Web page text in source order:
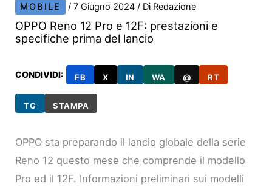
MOBILE /7 Giugno 2024/ Di Redazione
OPPO Reno 12 Pro e 12F: prestazioni e
specifiche prima del lancio
CONDIVIDI: FB X IN WA @ RT
TG STAMPA
OPPO sta preparando il lancio globale della serie
Reno 12 questo mese che comprende il modello
Pro ed il 12F. Informazioni preliminari sui modelli